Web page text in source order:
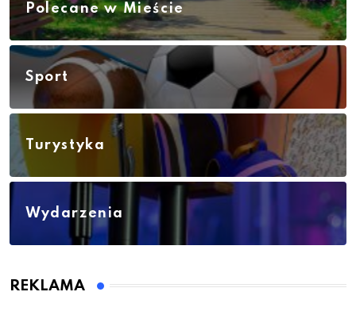
Polecane w Mieście
Sport
Turystyka
Wydarzenia
REKLAMA